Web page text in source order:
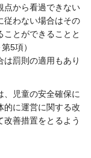
点から看過できない
従わない場合はその
ことができることと
5項）
は罰則の適用もあり
、児童の安全確保に
的に運営に関する改
善措置をとるよう